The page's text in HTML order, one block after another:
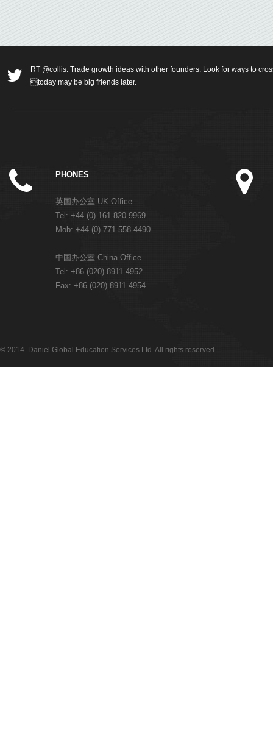
RT @collis: Trade growth ideas with other founders. Look for ways to
today may be big friends later.
PHONES
英国办公室 UK Office
Tel: +44 (0) 161 820 9969
Mob: +44 (0) 771 558 4490
中国办公室 China Office
Tel: +86 (020) 8911 4952
Fax: +86 (020) 8911 4954
© 2014. Daniel Global Education Services Ltd. All rights reserved.